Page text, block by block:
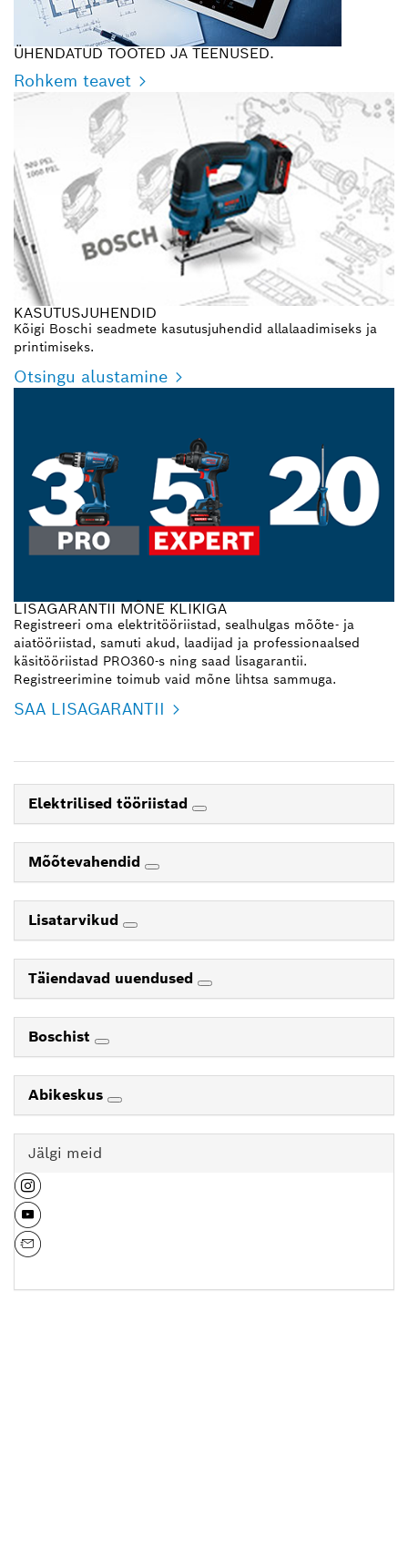
ÜHENDATUD TOOTED JA TEENUSED.
Rohkem teavet
KASUTUSJUHENDID
Kõigi Boschi seadmete kasutusjuhendid allalaadimiseks ja
printimiseks.
Otsingu alustamine
LISAGARANTII MÕNE KLIKIGA
Registreeri oma elektritööriistad, sealhulgas mõõte- ja
aiatööriistad, samuti akud, laadijad ja professionaalsed
käsitööriistad PRO360-s ning saad lisagarantii.
Registreerimine toimub vaid mõne lihtsa sammuga.
SAA LISAGARANTII
Elektrilised tööriistad
Mõõtevahendid
Lisatarvikud
Täiendavad uuendused
Boschist
Abikeskus
Jälgi meid